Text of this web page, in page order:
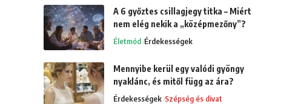
A 6 győztes csillagjegy titka – Miért
nem elég nekik a „középmezőny”?
Életmód Érdekességek
Mennyibe kerül egy valódi gyöngy
nyaklánc, és mitől függ az ára?
Érdekességek Szépség és divat